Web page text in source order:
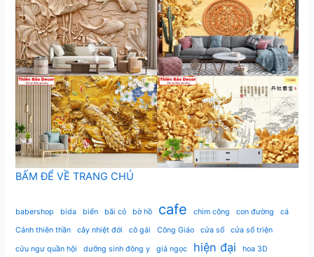
BẤM ĐỂ VỀ TRANG CHỦ
babershop bida biển bãi cỏ bờ hồ cafe chim công con đường
cá
Cánh thiên thần
cây nhiệt đới cô gái Công Giáo cửa sổ cửa sổ triện
cửu ngư quần hội dưỡng sinh đông y giả ngọc hiện đại hoa 3D